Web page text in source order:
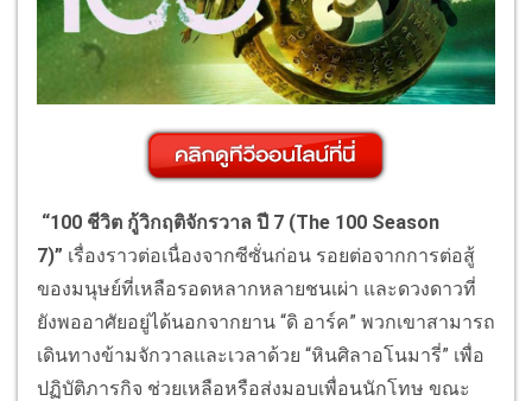
“100 ชีวิต กู้วิกฤติจักรวาล ปี 7 (The 100 Season
7)” เรื่องราวต่อเนื่องจากซีซั่นก่อน รอยต่อจากการต่อสู้
ของมนุษย์ที่เหลือรอดหลากหลายชนเผ่า และดวงดาวที่
ยังพออาศัยอยู่ได้นอกจากยาน “ดิ อาร์ค” พวกเขาสามารถ
เดินทางข้ามจักวาลและเวลาด้วย “หินศิลาอโนมารี่” เพื่อ
ปฏิบัติภารกิจ ช่วยเหลือหรือส่งมอบเพื่อนนักโทษ ขณะ